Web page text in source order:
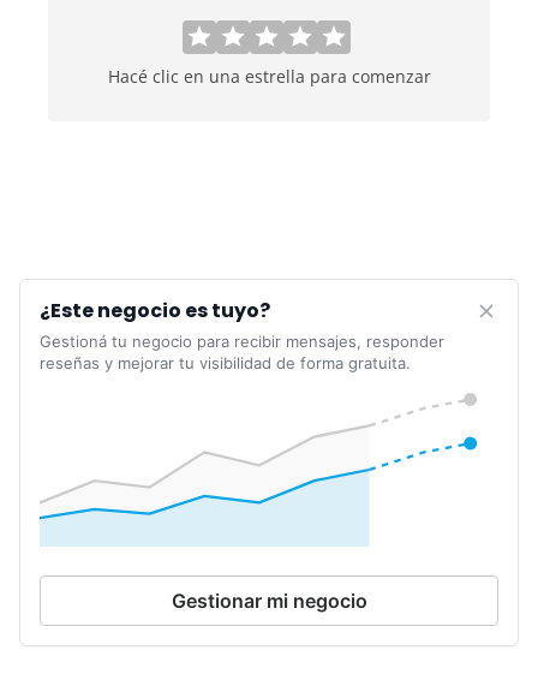
Hacé clic en una estrella para comenzar
¿Este negocio es tuyo?
Gestioná tu negocio para recibir mensajes, responder
reseñas y mejorar tu visibilidad de forma gratuita.
Gestionar mi negocio